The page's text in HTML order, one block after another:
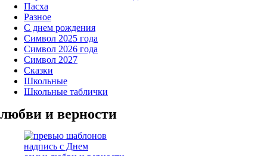
Пасха
Разное
С днем рождения
Символ 2025 года
Символ 2026 года
Символ 2027
Сказки
Школьные
Школьные таблички
любви и верности